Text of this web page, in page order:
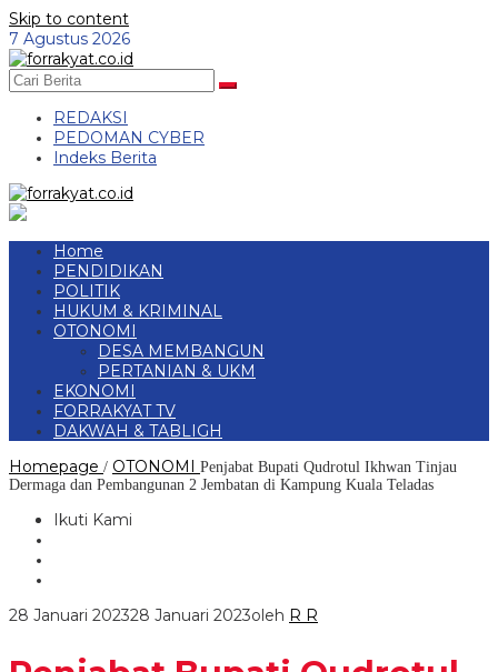
Skip to content
7 Agustus 2026
REDAKSI
PEDOMAN CYBER
Indeks Berita
Home
PENDIDIKAN
POLITIK
HUKUM & KRIMINAL
OTONOMI
DESA MEMBANGUN
PERTANIAN & UKM
EKONOMI
FORRAKYAT TV
DAKWAH & TABLIGH
Homepage / OTONOMI Penjabat Bupati Qudrotul Ikhwan Tinjau
Dermaga dan Pembangunan 2 Jembatan di Kampung Kuala Teladas
Ikuti Kami
28 Januari 202328 Januari 2023oleh R R